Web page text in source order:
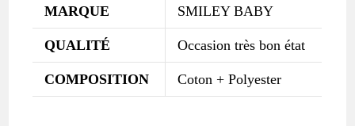
MARQUE SMILEY BABY
QUALITÉ Occasion très bon état
COMPOSITION Coton + Polyester